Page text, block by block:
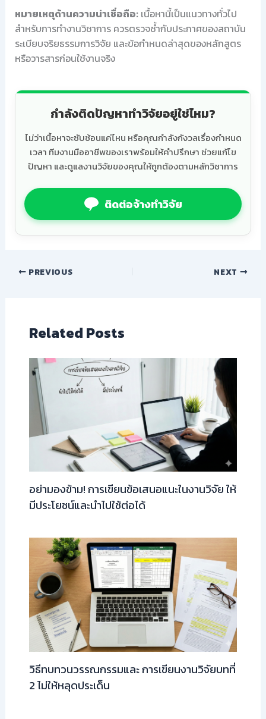
หมายเหตุด้านความน่าเชื่อถือ: เนื้อหานี้เป็นแนวทางทั่วไป
สำหรับการทำงานวิชาการ ควรตรวจซ้ำกับประกาศของสถาบัน
ระเบียบจริยธรรมการวิจัย และข้อกำหนดล่าสุดของหลักสูตร
หรือวารสารก่อนใช้งานจริง
กำลังติดปัญหาทำวิจัยอยู่ใช่ไหม?
ไม่ว่าเนื้อหาจะซับซ้อนแค่ไหน หรือคุณกำลังกังวลเรื่องกำหนด
เวลา ทีมงานมืออาชีพของเราพร้อมให้คำปรึกษา ช่วยแก้ไข
ปัญหา และดูแลงานวิจัยของคุณให้ถูกต้องตามหลักวิชาการ
ติดต่อจ้างทำวิจัย
PREVIOUS NEXT
Related Posts
อย่ามองข้าม! การเขียนข้อเสนอแนะในงานวิจัย ให้
มีประโยชน์และนำไปใช้ต่อได้
วิธีทบทวนวรรณกรรมและ การเขียนงานวิจัยบทที่
2 ไม่ให้หลุดประเด็น